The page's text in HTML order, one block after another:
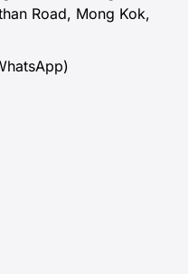
Road, Mong Kok,